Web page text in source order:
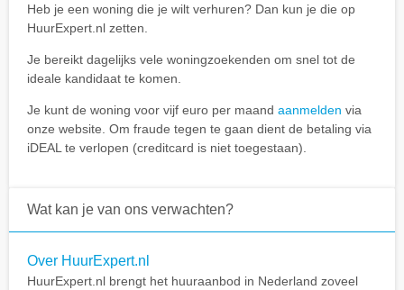
Heb je een woning die je wilt verhuren? Dan kun je die op
HuurExpert.nl zetten.
Je bereikt dagelijks vele woningzoekenden om snel tot de
ideale kandidaat te komen.
Je kunt de woning voor vijf euro per maand aanmelden via
onze website. Om fraude tegen te gaan dient de betaling via
iDEAL te verlopen (creditcard is niet toegestaan).
Wat kan je van ons verwachten?
Over HuurExpert.nl
HuurExpert.nl brengt het huuraanbod in Nederland zoveel